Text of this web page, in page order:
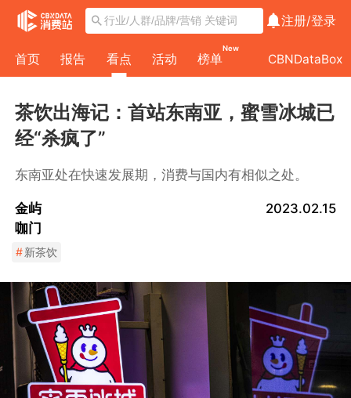
注册/登录
首页 报告 看点 活动 榜单
New
CBNDataBox
茶饮出海记：首站东南亚，蜜雪冰城已
经“杀疯了”
东南亚处在快速发展期，消费与国内有相似之处。
金屿
咖门
2023.02.15
#新茶饮